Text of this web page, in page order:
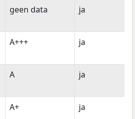
Energielabel
Bebouwde
kom
geen data ja
A+++ ja
A ja
A+ ja